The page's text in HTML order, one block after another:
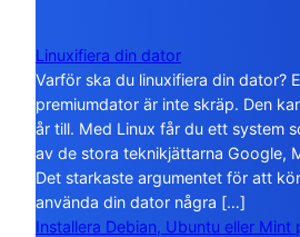
Linuxifiera din dator
Varför ska du linuxifiera din dator?
premiumdator är inte skräp. Den
år till. Med Linux får du ett system
av de stora teknikjättarna Google,
Det starkaste argumentet för att
använda din dator några […]
Installera Debian, Ubuntu eller Mint